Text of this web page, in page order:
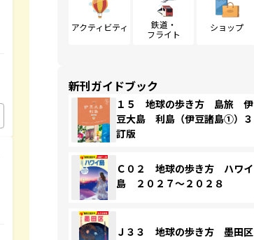
アクティビティ
鉄道・
フライト
ショップ
新刊ガイドブック
１５ 地球の歩き方 島旅 伊
豆大島 利島（伊豆諸島①）３
訂版
Ｃ０２ 地球の歩き方 ハワイ
島 ２０２７～２０２８
Ｊ３３ 地球の歩き方 墨田区